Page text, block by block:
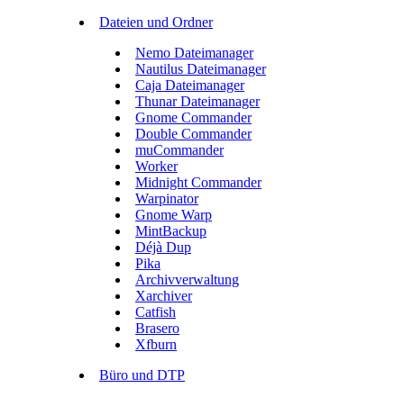
Dateien und Ordner
Nemo Dateimanager
Nautilus Dateimanager
Caja Dateimanager
Thunar Dateimanager
Gnome Commander
Double Commander
muCommander
Worker
Midnight Commander
Warpinator
Gnome Warp
MintBackup
Déjà Dup
Pika
Archivverwaltung
Xarchiver
Catfish
Brasero
Xfburn
Büro und DTP